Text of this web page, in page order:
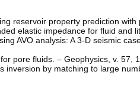
reservoir property prediction
elastic impedance for fluid and
AVO analysis: A 3-D seismic
pore fluids. – Geophysics, v. 57,
inversion by matching to large